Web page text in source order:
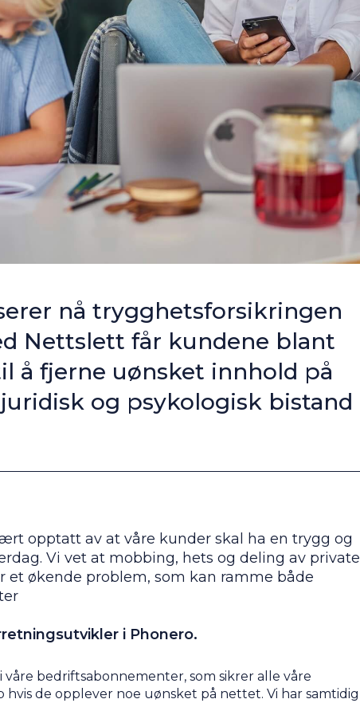
nå trygghetsforsikringen
Nettslett får kundene blant
å fjerne uønsket innhold på
og psykologisk bistand
opptatt av at våre kunder skal ha en trygg og
Vi vet at mobbing, hets og deling av private
et økende problem, som kan ramme både
i Phonero.
bedriftsabonnementer, som sikrer alle våre
de opplever noe uønsket på nettet. Vi har samtidig